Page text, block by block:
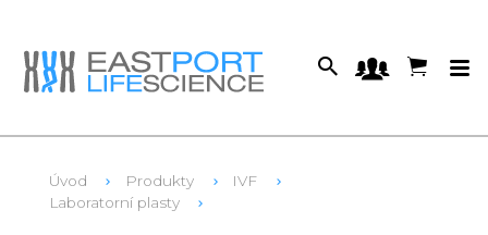
Úvod Produkty
IVF
Laboratorní plasty